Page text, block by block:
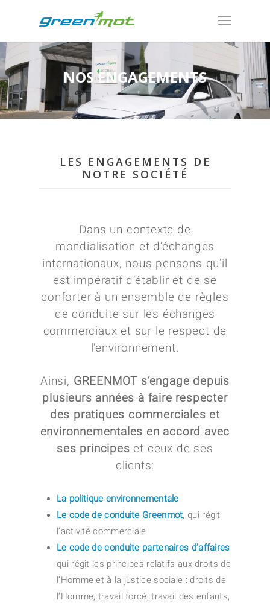
NOS ENGAGEMENTS
LES ENGAGEMENTS DE
NOTRE SOCIÉTÉ
Dans un contexte de
mondialisation et d’échanges
internationaux, nous pensons qu’il
est impératif d’établir et de se
conforter à un ensemble de règles
de conduite sur les échanges
commerciaux et sur le respect de
l’environnement.
Ainsi, GREENMOT s’engage depuis
plusieurs années à faire respecter
des pratiques commerciales et
environnementales en accord avec
ses principes et ceux de ses
clients:
La politique environnementale
Le code de conduite Greenmot, qui régit
l’activité commerciale
Le code de conduite partenaires d’affaires
qui régit les principes relatifs aux droits de
l’Homme et à la justice sociale : droits de
l’Homme, travail forcé, travail des enfants,